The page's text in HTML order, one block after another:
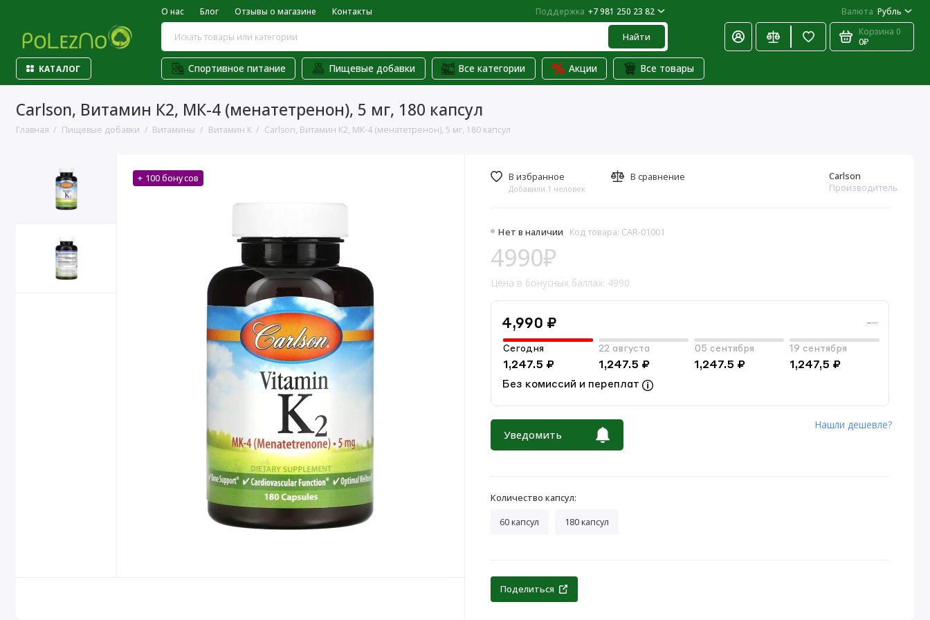
О нас Блог Отзывы о магазине Контакты Поддержка +7 981 250 23 82 Валюта Рубль
Найти Корзина 0
0₽
КАТАЛОГ Спортивное питание Пищевые добавки Все категории Акции Все товары
Carlson, Витамин К2, МК-4 (менатетренон), 5 мг, 180 капсул
Главная Пищевые добавки Витамины Витамин К Carlson, Витамин К2, МК-4 (менатетренон), 5 мг, 180 капсул
+ 100 бонусов
Нет в наличии Код товара: CAR-01001
Carlson
Производитель
4990₽
Цена в бонусных баллах: 4990
4,990 ₽
Сегодня
1,247.5 ₽
22 августа
1,247.5 ₽
05 сентября
1,247.5 ₽
19 сентября
1,247,5 ₽
Без комиссий и переплат
Уведомить
Нашли дешевле?
В избранное
Добавили 1 человек
В сравнение
Количество капсул:
60 капсул
180 капсул
Поделиться